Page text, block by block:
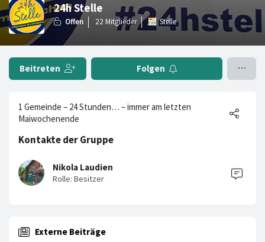
24h Stelle
Stelle
Beitreten Folgen
1 Gemeinde – 24 Stunden… – immer am letzten
Maiwochenende
Kontakte der Gruppe
Nikola Laudien
Externe Beiträge